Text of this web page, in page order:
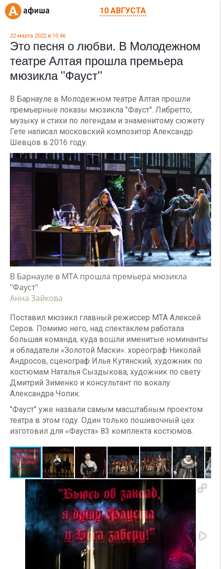
10 АВГУСТА
22 марта 2022 в 10:46
Это песня о любви. В Молодежном
театре Алтая прошла премьера
мюзикла "Фауст"
В Барнауле в Молодежном театре Алтая прошли
премьерные показы мюзикла "Фауст". Либретто,
музыку и стихи по легендам и знаменитому сюжету
Гете написал московский композитор Александр
Шевцов в 2016 году.
В Барнауле в МТА прошла премьера мюзикла
"Фауст"
Анна Зайкова
Поставил мюзикл главный режиссер МТА Алексей
Серов. Помимо него, над спектаклем работала
большая команда, куда вошли именитые номинанты
и обладатели «Золотой Маски»: хореограф Николай
Андросов, сценограф Илья Кутянский, художник по
костюмам Наталья Сыздыкова, художник по свету
Дмитрий Зименко и консультант по вокалу
Александра Чопик.
"Фауст" уже назвали самым масштабным проектом
театра в этом году. Один только пошивочный цех
изготовил для «Фауста» 83 комплекта костюмов.